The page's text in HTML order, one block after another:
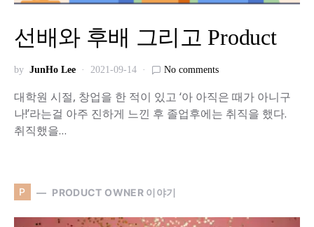
선배와 후배 그리고 Product
by JunHo Lee 2021-09-14 No comments
대학원 시절, 창업을 한 적이 있고 ‘아 아직은 때가 아니구
나!’라는걸 아주 진하게 느낀 후 졸업후에는 취직을 했다.
취직했을…
P PRODUCT OWNER 이야기